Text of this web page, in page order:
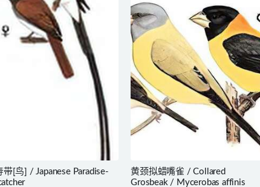
带[鸟] / Japanese Paradise-
黄颈拟蜡嘴雀 / Collared
Grosbeak / Mycerobas affinis